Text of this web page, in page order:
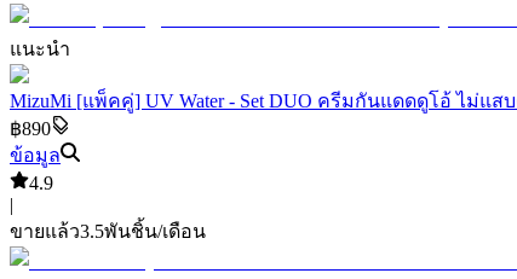
แนะนำ
MizuMi [แพ็คคู่] UV Water - Set DUO ครีมกันแดดดูโอ้ ไม่แ
฿890
ข้อมูล
4.9
|
ขายแล้ว3.5พันชิ้น/เดือน